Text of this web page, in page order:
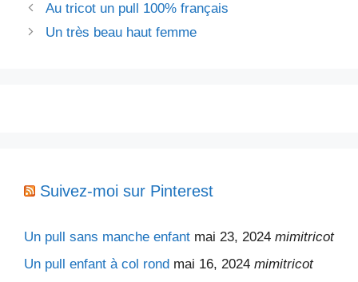
Au tricot un pull 100% français
Un très beau haut femme
Suivez-moi sur Pinterest
Un pull sans manche enfant mai 23, 2024 mimitricot
Un pull enfant à col rond mai 16, 2024 mimitricot